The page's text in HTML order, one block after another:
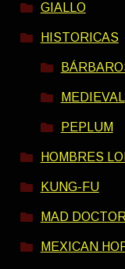
GIALLO
HISTORICAS
MEDIEVAL
PEPLUM
HOMBRES
KUNG-FU
MAD
MEXICAN